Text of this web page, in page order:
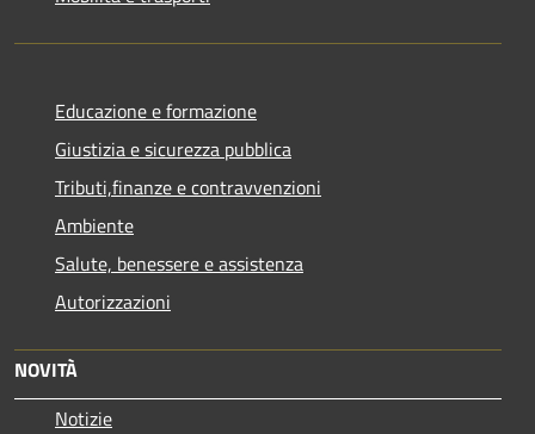
Educazione e formazione
Giustizia e sicurezza pubblica
Tributi,finanze e contravvenzioni
Ambiente
Salute, benessere e assistenza
Autorizzazioni
NOVITÀ
Notizie